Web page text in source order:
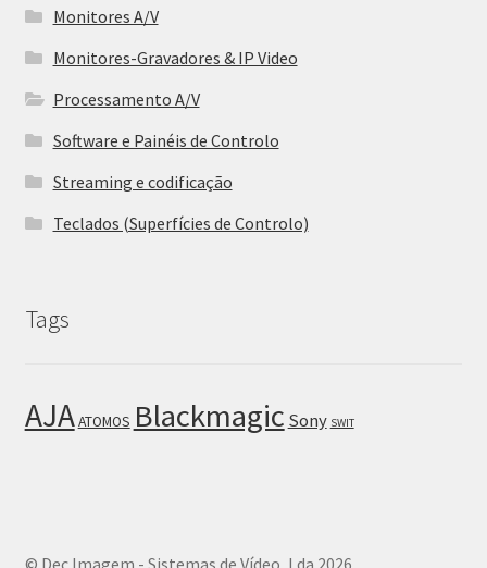
Monitores A/V
Monitores-Gravadores & IP Video
Processamento A/V
Software e Painéis de Controlo
Streaming e codificação
Teclados (Superfícies de Controlo)
Tags
AJAATOMOS Blackmagic Sony SWIT
© Dec.Imagem - Sistemas de Vídeo, Lda 2026